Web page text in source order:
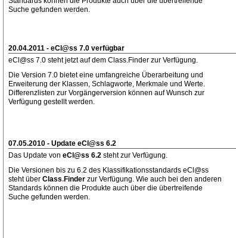
Suche gefunden werden.
20.04.2011 - eCl@ss 7.0 verfügbar
eCl@ss 7.0 steht jetzt auf dem Class.Finder zur Verfügung.
Die Version 7.0 bietet eine umfangreiche Überarbeitung und
Erweiterung der Klassen, Schlagworte, Merkmale und Werte.
Differenzlisten zur Vorgängerversion können auf Wunsch zur
Verfügung gestellt werden.
07.05.2010 - Update eCl@ss 6.2
Das Update von eCl@ss 6.2 steht zur Verfügung.
Die Versionen bis zu 6.2 des Klassifikationsstandards eCl@ss
steht über Class.Finder zur Verfügung. Wie auch bei den anderen
Standards können die Produkte auch über die übertreifende
Suche gefunden werden.